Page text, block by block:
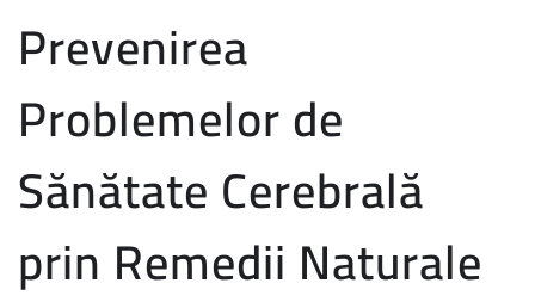
Prevenirea
Problemelor de
Sănătate Cerebrală
prin Remedii Naturale